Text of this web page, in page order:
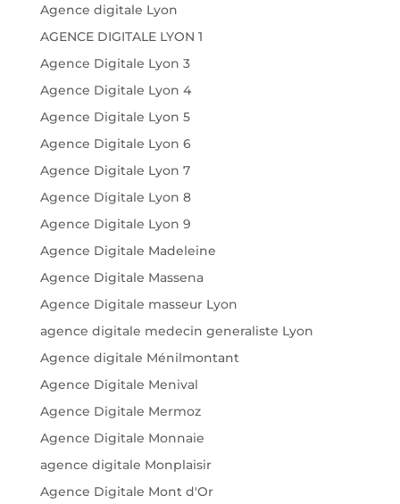
Agence digitale Lyon
AGENCE DIGITALE LYON 1
Agence Digitale Lyon 3
Agence Digitale Lyon 4
Agence Digitale Lyon 5
Agence Digitale Lyon 6
Agence Digitale Lyon 7
Agence Digitale Lyon 8
Agence Digitale Lyon 9
Agence Digitale Madeleine
Agence Digitale Massena
Agence Digitale masseur Lyon
agence digitale medecin generaliste Lyon
Agence digitale Ménilmontant
Agence Digitale Menival
Agence Digitale Mermoz
Agence Digitale Monnaie
agence digitale Monplaisir
Agence Digitale Mont d'Or